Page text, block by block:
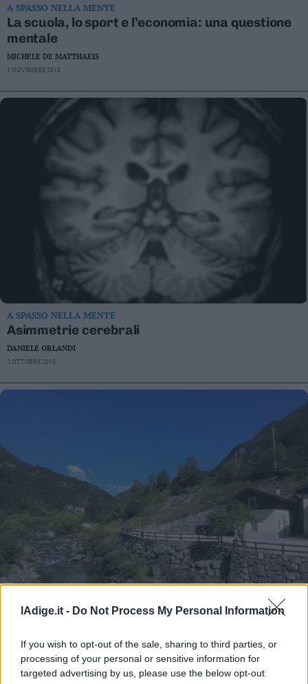
lAdige.it - Do Not Process My Personal Information
If you wish to opt-out of the sale, sharing to third parties, or
processing of your personal or sensitive information for
targeted advertising by us, please use the below opt-out
A SPASSO NELLA MENTE
La scuola, lo sport e l’economia: una questione
mentale
MICHELE DE MATTHAEIS
1 NOVEMBRE 2018
A SPASSO NELLA MENTE
Asimmetrie cerebrali
DANIELE ORLANDI
2 OTTOBRE 2018
A SPASSO NELLA MENTE
Resistere al caldo: muoviamoci in maniera
diversa
MICHELE DE MATTHAEIS
6 AGOSTO 2018